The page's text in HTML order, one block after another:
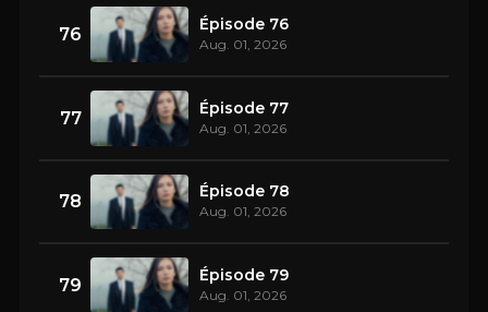
76 Épisode 76
Aug. 01, 2026
77 Épisode 77
Aug. 01, 2026
78 Épisode 78
Aug. 01, 2026
79 Épisode 79
Aug. 01, 2026